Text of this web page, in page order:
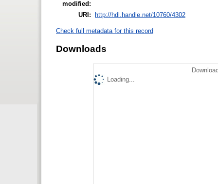
modified:
URI: http://hdl.handle.net/10760/4302
Check full metadata for this record
Downloads
Loading...